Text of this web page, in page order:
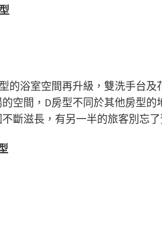
的浴室空間再升級，雙洗手台
空間，D房型不同於其他房型
斷滋長，有另一半的旅客別忘